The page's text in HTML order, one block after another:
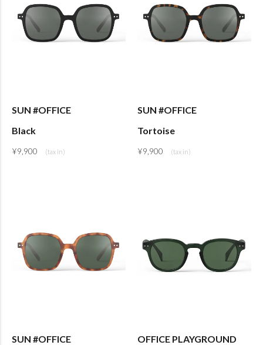
SUN #OFFICE
Black
¥9,900
SUN #OFFICE
Tortoise
¥9,900
SUN #OFFICE
OFFICE PLAYGROUND